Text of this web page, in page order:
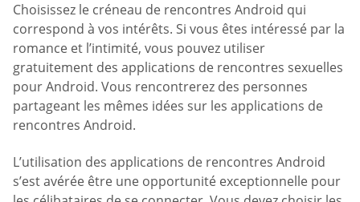
Choisissez le créneau de rencontres Android qui
correspond à vos intérêts. Si vous êtes intéressé par la
romance et l’intimité, vous pouvez utiliser
gratuitement des applications de rencontres sexuelles
pour Android. Vous rencontrerez des personnes
partageant les mêmes idées sur les applications de
rencontres Android.
L’utilisation des applications de rencontres Android
s’est avérée être une opportunité exceptionnelle pour